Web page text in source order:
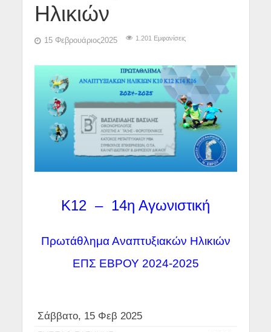
Ηλικιών
15 Φεβρουάριος2025 1.201 Εμφανίσεις
Κ12 – 14η Αγωνιστική
Πρωτάθλημα Αναπτυξιακών Ηλικιών
ΕΠΣ ΕΒΡΟΥ 2024-2025
Σάββατο, 15 Φεβ 2025